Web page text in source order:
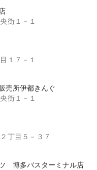
街１－１
１７－１
売所伊都きんぐ
街１－１
丁目５－３７
博多バスターミナル店